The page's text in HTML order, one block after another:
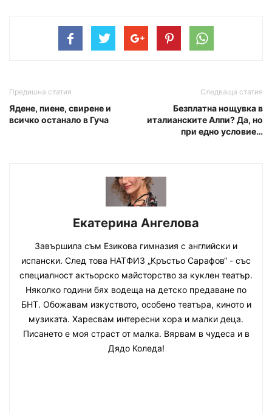
Предишна статия
Ядене, пиене, свирене и
всичко останало в Гуча
Следваща статия
Безплатна нощувка в
италианските Алпи? Да, но
при едно условие…
Екатерина Ангелова
Завършила съм Езикова гимназия с английски и
испански. След това НАТФИЗ „Кръстьо Сарафов“ - със
специалност актьорско майсторство за куклен театър.
Няколко години бях водеща на детско предаване по
БНТ. Обожавам изкуството, особено театъра, киното и
музиката. Харесвам интересни хора и малки деца.
Писането е моя страст от малка. Вярвам в чудеса и в
Дядо Коледа!